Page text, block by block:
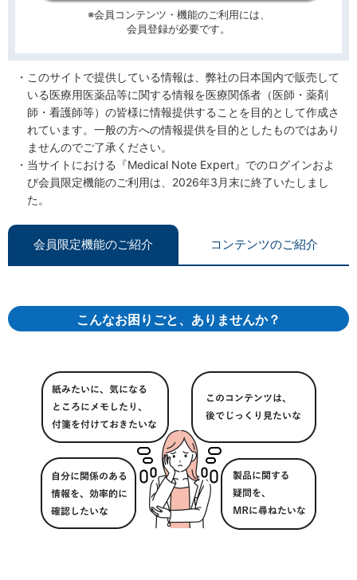
※会員コンテンツ・機能のご利用には、
会員登録が必要です。
このサイトで提供している情報は、弊社の日本国内で販売して
いる医療用医薬品等に関する情報を医療関係者（医師・薬剤
師・看護師等）の皆様に情報提供することを目的として作成さ
れています。一般の方への情報提供を目的としたものではあり
ませんのでご了承ください。
当サイトにおける『Medical Note Expert』でのログインおよ
び会員限定機能のご利用は、2026年3月末に終了いたしまし
た。
会員限定機能のご紹介 コンテンツのご紹介
こんなお困りごと、ありませんか？